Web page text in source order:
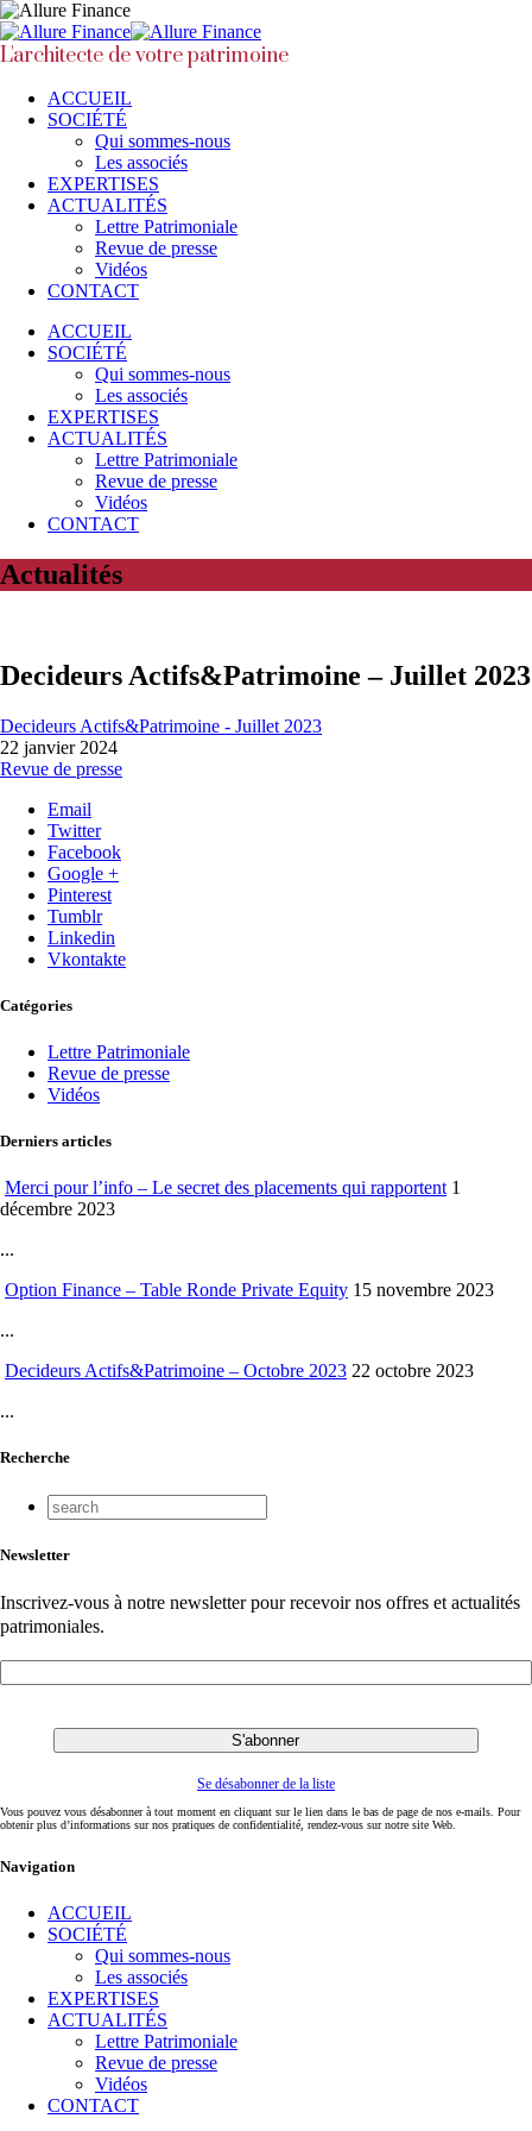
L'architecte de votre patrimoine
ACCUEIL
SOCIÉTÉ
Qui sommes-nous
Les associés
EXPERTISES
ACTUALITÉS
Lettre Patrimoniale
Revue de presse
Vidéos
CONTACT
ACCUEIL
SOCIÉTÉ
Qui sommes-nous
Les associés
EXPERTISES
ACTUALITÉS
Lettre Patrimoniale
Revue de presse
Vidéos
CONTACT
Actualités
Decideurs Actifs&Patrimoine – Juillet 2023
Decideurs Actifs&Patrimoine - Juillet 2023
22 janvier 2024
Revue de presse
Email
Twitter
Facebook
Google +
Pinterest
Tumblr
Linkedin
Vkontakte
Catégories
Lettre Patrimoniale
Revue de presse
Vidéos
Derniers articles
Merci pour l’info – Le secret des placements qui rapportent 1
décembre 2023
...
Option Finance – Table Ronde Private Equity 15 novembre 2023
...
Decideurs Actifs&Patrimoine – Octobre 2023 22 octobre 2023
...
Recherche
Newsletter
Inscrivez-vous à notre newsletter pour recevoir nos offres et actualités
patrimoniales.
Se désabonner de la liste
Vous pouvez vous désabonner à tout moment en cliquant sur le lien dans le bas de page de nos e-mails. Pour
obtenir plus d’informations sur nos pratiques de confidentialité, rendez-vous sur notre site Web.
Navigation
ACCUEIL
SOCIÉTÉ
Qui sommes-nous
Les associés
EXPERTISES
ACTUALITÉS
Lettre Patrimoniale
Revue de presse
Vidéos
CONTACT